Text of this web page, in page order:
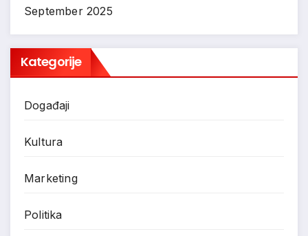
September 2025
Kategorije
Događaji
Kultura
Marketing
Politika